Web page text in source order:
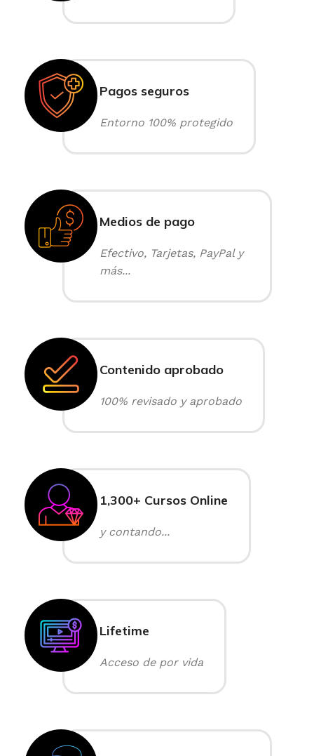
Pagos seguros
Entorno 100% protegido
Medios de pago
Efectivo, Tarjetas, PayPal y
más...
Contenido aprobado
100% revisado y aprobado
1,300+ Cursos Online
y contando...
Lifetime
Acceso de por vida